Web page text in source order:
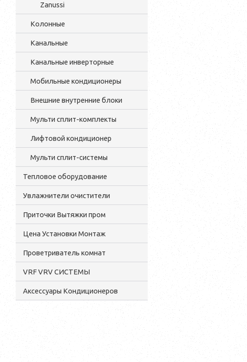
Zanussi
Колонные
Канальные
Канальные инверторные
Мобильные кондиционеры
Внешние внутренние блоки
Мульти cплит-комплекты
Лифтовой кондиционер
Мульти сплит-системы
Тепловое оборудование
Увлажнители очистители
Приточки Вытяжки пром
Цена Установки Монтаж
Проветриватель комнат
VRF VRV СИСТЕМЫ
Аксессуары Кондиционеров